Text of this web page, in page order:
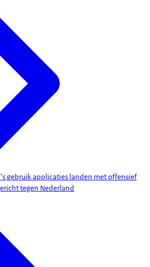
gebruik applicaties landen met offensief
tegen Nederland